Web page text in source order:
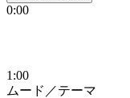
0:00
1:00
ムード／テーマ